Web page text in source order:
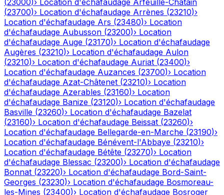
(23000)› Location d'échafaudage Arfeuille-Châtain
(23700)› Location d'échafaudage Arrènes (23210)›
Location d'échafaudage Ars (23480)› Location
d'échafaudage Aubusson (23200)› Location
d'échafaudage Auge (23170)› Location d'échafaudage
Augères (23210)› Location d'échafaudage Aulon
(23210)› Location d'échafaudage Auriat (23400)›
Location d'échafaudage Auzances (23700)› Location
d'échafaudage Azat-Châtenet (23210)› Location
d'échafaudage Azerables (23160)› Location
d'échafaudage Banize (23120)› Location d'échafaudage
Basville (23260)› Location d'échafaudage Bazelat
(23160)› Location d'échafaudage Beissat (23260)›
Location d'échafaudage Bellegarde-en-Marche (23190)›
Location d'échafaudage Bénévent-l'Abbaye (23210)›
Location d'échafaudage Bétête (23270)› Location
d'échafaudage Blessac (23200)› Location d'échafaudage
Bonnat (23220)› Location d'échafaudage Bord-Saint-
Georges (23230)› Location d'échafaudage Bosmoreau-
les-Mines (23400)› Location d'échafaudage Bosroger